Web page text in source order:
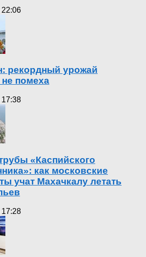
22:06
рекордный урожай
помеха
17:38
«Каспийского
как московские
учат Махачкалу летать
17:28